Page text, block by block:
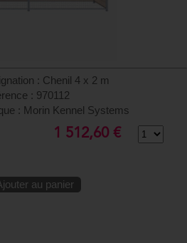
: Chenil 4 x 2 m
: 970112
: Morin Kennel Systems
1 512,60 €
au panier